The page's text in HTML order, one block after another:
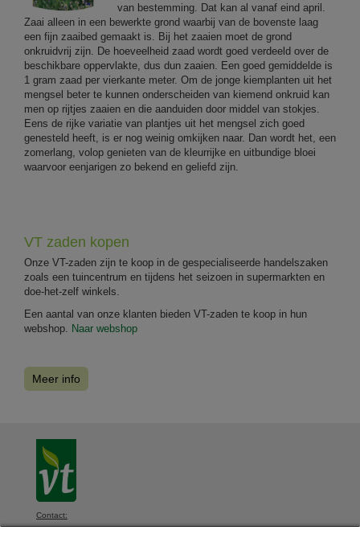
van bestemming. Dat kan al vanaf eind april.
Zaai alleen in een bewerkte grond waarbij van de bovenste laag
een fijn zaaibed gemaakt is. Bij het zaaien moet de grond
onkruidvrij zijn. De hoeveelheid zaad wordt goed verdeeld over de
beschikbare oppervlakte, dus dun zaaien. Een goed gemiddelde is
1 gram zaad per vierkante meter. Om de jonge kiemplanten uit het
mengsel beter te kunnen onderscheiden van kiemend onkruid kan
men op rijtjes zaaien en die aanduiden door middel van stokjes.
Eens de rijke variatie van plantjes uit het mengsel zich goed
genesteld heeft, is er nog weinig omkijken naar. Dan wordt het, een
zomerlang, volop genieten van de kleurrijke en uitbundige bloei
waarvoor eenjarigen zo bekend en geliefd zijn.
VT zaden kopen
Onze VT-zaden zijn te koop in de gespecialiseerde handelszaken
zoals een tuincentrum en tijdens het seizoen in supermarkten en
doe-het-zelf winkels.
Een aantal van onze klanten bieden VT-zaden te koop in hun
webshop.
Naar webshop
Meer info
Contact: